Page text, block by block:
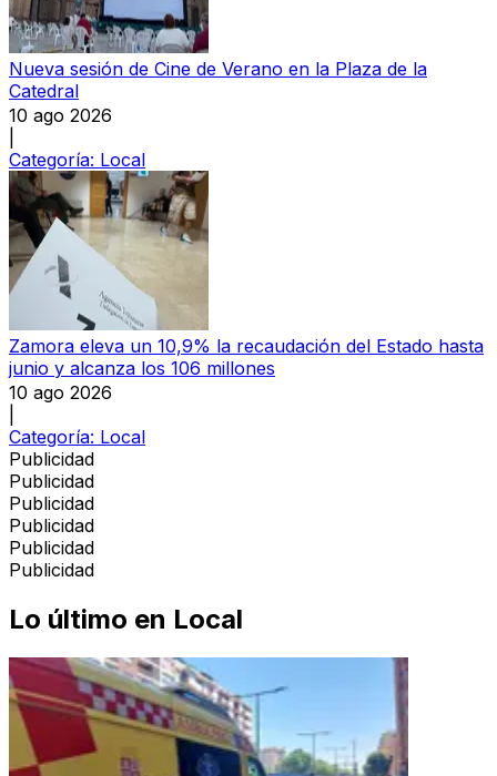
Nueva sesión de Cine de Verano en la Plaza de la
Catedral
10 ago 2026
Categoría: Local
Zamora eleva un 10,9% la recaudación del Estado hasta
junio y alcanza los 106 millones
10 ago 2026
Categoría: Local
Publicidad
Publicidad
Publicidad
Publicidad
Publicidad
Publicidad
Lo último en Local